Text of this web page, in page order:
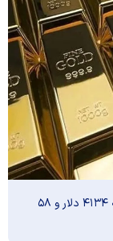
قیمت هر اونس طلا امروز با ۰.۷۴ درصد کاهش به ۴۱۳۴ دلار و ۵۸